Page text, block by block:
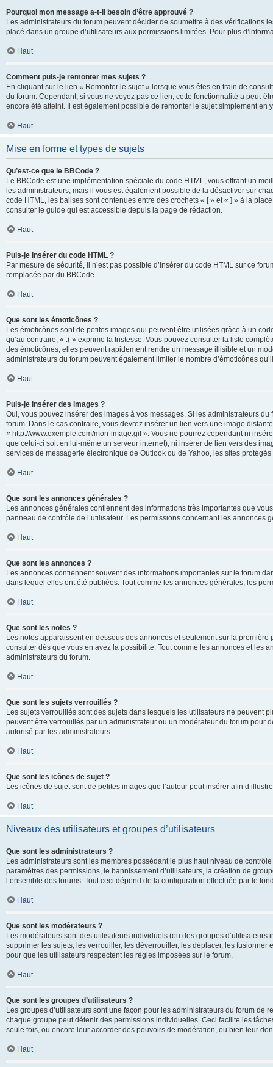
Pourquoi mon message a-t-il besoin d’être approuvé ?
Les administrateurs du forum peuvent décider de soumettre à des vérifications
placé dans un groupe d’utilisateurs aux permissions limitées. Pour plus
Haut
Comment puis-je remonter mes sujets ?
En cliquant sur le lien « Remonter le sujet » lorsque vous êtes en train de
du forum. Cependant, si vous ne voyez pas ce lien, cette fonctionnalité a peut-
encore été atteint. Il est également possible de remonter le sujet simplement
Haut
Mise en forme et types de sujets
Qu’est-ce que le BBCode ?
Le BBCode est une implémentation spéciale du code HTML, vous offrant un
les administrateurs, mais il vous est également possible de la désactiver sur
code HTML, les balises sont contenues entre des crochets « [ » et « ] » à la
consulter le guide qui est accessible depuis la page de rédaction.
Haut
Puis-je insérer du code HTML ?
Par mesure de sécurité, il n’est pas possible d’insérer du code HTML sur ce
remplacée par du BBCode.
Haut
Que sont les émoticônes ?
Les émoticônes sont de petites images qui peuvent être utilisées grâce à un
qu’au contraire, « :( » exprime la tristesse. Vous pouvez consulter la liste
des émoticônes, elles peuvent rapidement rendre un message illisible et un
administrateurs du forum peuvent également limiter le nombre d’émoticônes
Haut
Puis-je insérer des images ?
Oui, vous pouvez insérer des images à vos messages. Si les administrateurs
forum. Dans le cas contraire, vous devrez insérer un lien vers une image
« http://www.exemple.com/mon-image.gif ». Vous ne pourrez cependant ni
que celui-ci soit en lui-même un serveur internet), ni insérer de lien vers des
services de messagerie électronique de Outlook ou de Yahoo, les sites
Haut
Que sont les annonces générales ?
Les annonces générales contiennent des informations très importantes que
panneau de contrôle de l’utilisateur. Les permissions concernant les annonces
Haut
Que sont les annonces ?
Les annonces contiennent souvent des informations importantes sur le forum
dans lequel elles ont été publiées. Tout comme les annonces générales, les
Haut
Que sont les notes ?
Les notes apparaissent en dessous des annonces et seulement sur la
consulter dès que vous en avez la possibilité. Tout comme les annonces et les
administrateurs du forum.
Haut
Que sont les sujets verrouillés ?
Les sujets verrouillés sont des sujets dans lesquels les utilisateurs ne peuvent
peuvent être verrouillés par un administrateur ou un modérateur du forum pour
autorisé par les administrateurs.
Haut
Que sont les icônes de sujet ?
Les icônes de sujet sont de petites images que l’auteur peut insérer afin
Haut
Niveaux des utilisateurs et groupes d’utilisateurs
Que sont les administrateurs ?
Les administrateurs sont les membres possédant le plus haut niveau de
paramètres des permissions, le bannissement d’utilisateurs, la création de
l’ensemble des forums. Tout ceci dépend de la configuration effectuée par le
Haut
Que sont les modérateurs ?
Les modérateurs sont des utilisateurs individuels (ou des groupes
supprimer les sujets, les verrouiller, les déverrouiller, les déplacer, les
pour que les utilisateurs respectent les règles imposées sur le forum.
Haut
Que sont les groupes d’utilisateurs ?
Les groupes d’utilisateurs sont une façon pour les administrateurs du forum
chaque groupe peut détenir des permissions individuelles. Ceci facilite les
seule fois, ou encore leur accorder des pouvoirs de modération, ou bien leur
Haut